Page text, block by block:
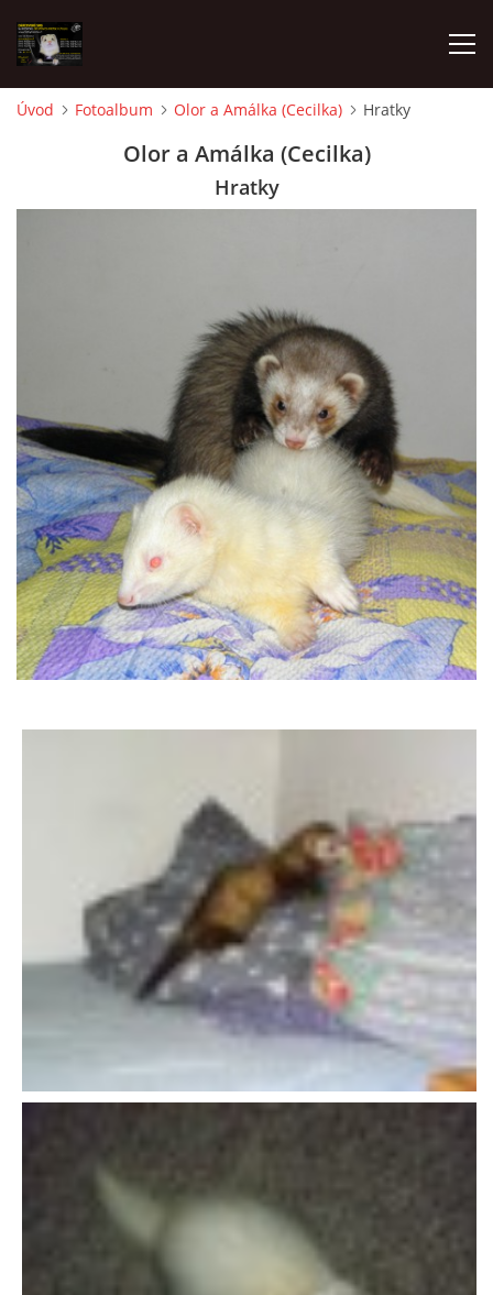
VIRTUÁLNÍ ADOPCE
V NOVÝCH DOMOVECH
DFD - DOMOV FRETČÍCH DŮCHODCŮ
PODMÍNKY PŘEVZETÍ FRETKY.
PÉČE O FRETKU
CHCI SI POŘÍDIT FRETKU
VÝCHOVA FRETKY
CESTOVÁNÍ S FRETKOU
JEDNA ČÍ VÍCE FRETEK?
Úvod Fotoalbum Olor a Amálka (Cecilka) Hratky
Olor a Amálka (Cecilka)
Hratky